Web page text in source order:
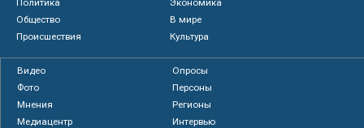
Общество
В мире
Происшествия
Культура
Видео
Опросы
Фото
Персоны
Мнения
Регионы
Медиацентр
Интервью